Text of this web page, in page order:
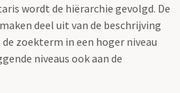
wordt de hiërarchie gevolgd. De
deel uit van de beschrijving
zoekterm in een hoger niveau
niveaus ook aan de